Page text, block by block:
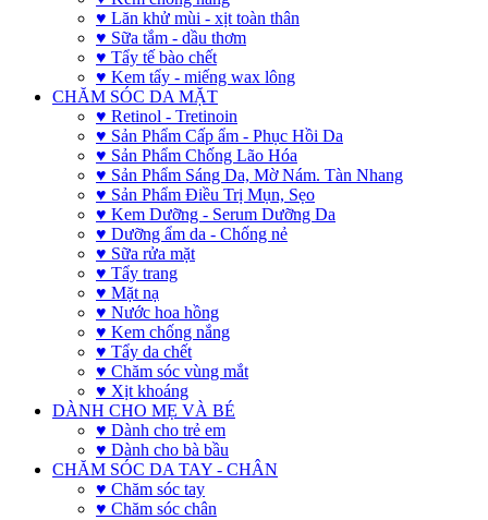
♥ Lăn khử mùi - xịt toàn thân
♥ Sữa tắm - dầu thơm
♥ Tẩy tế bào chết
♥ Kem tẩy - miếng wax lông
CHĂM SÓC DA MẶT
♥ Retinol - Tretinoin
♥ Sản Phẩm Cấp ẩm - Phục Hồi Da
♥ Sản Phẩm Chống Lão Hóa
♥ Sản Phẩm Sáng Da, Mờ Nám. Tàn Nhang
♥ Sản Phẩm Điều Trị Mụn, Sẹo
♥ Kem Dưỡng - Serum Dưỡng Da
♥ Dưỡng ẩm da - Chống nẻ
♥ Sữa rửa mặt
♥ Tẩy trang
♥ Mặt nạ
♥ Nước hoa hồng
♥ Kem chống nắng
♥ Tẩy da chết
♥ Chăm sóc vùng mắt
♥ Xịt khoáng
DÀNH CHO MẸ VÀ BÉ
♥ Dành cho trẻ em
♥ Dành cho bà bầu
CHĂM SÓC DA TAY - CHÂN
♥ Chăm sóc tay
♥ Chăm sóc chân